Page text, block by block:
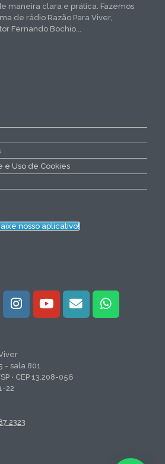
maneira clara e prática. Fazemos
de rádio Razão Para Viver,
Fernando Bochio...
e Uso de Cookies
nosso aplicativo!
- sala 801
• CEP 13.208-056
22
2323